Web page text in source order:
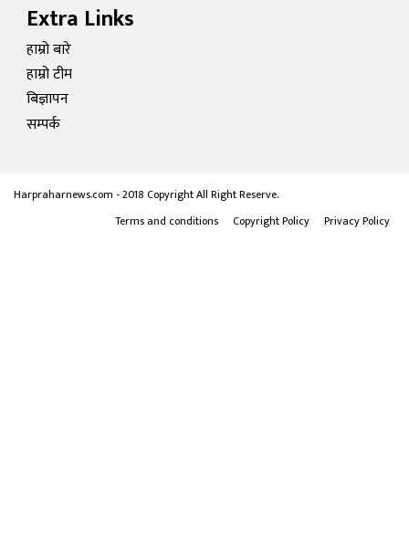
Extra Links
हाम्रो बारे
हाम्रो टीम
बिज्ञापन
सम्पर्क
Harpraharnews.com - 2018 Copyright All Right Reserve.
Terms and conditions
Copyright Policy Privacy Policy